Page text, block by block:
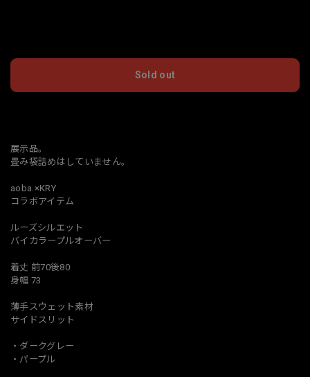
Sold out
展示品。
畳み袋詰めはしていません。
aoba.×KRY
コラボアイテム
ルーズシルエット
バイカラープルオーバー
着丈 前70後80
身幅 73
薄手スウェット素材
サイドスリット
・ダークグレー
・パープル